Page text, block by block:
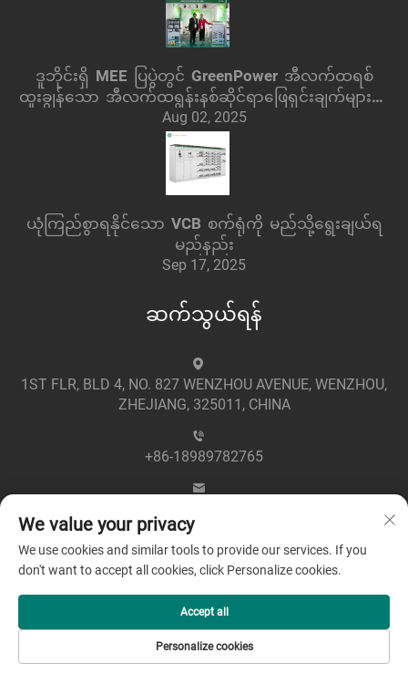
ဒူဘိုင်းရှိ MEE ပြပွဲတွင် GreenPower အီလက်ထရစ်
ထူးချွန်သော အီလက်ထရွန်းနစ်ဆိုင်ရာဖြေရှင်းချက်များကို
ပြသခြင်း
Aug 02, 2025
ယုံကြည်စွာရနိုင်သော VCB စက်ရုံကို မည်သို့ရွေးချယ်ရ
မည်နည်း
Sep 17, 2025
ဆက်သွယ်ရန်
1ST FLR, BLD 4, NO. 827 WENZHOU AVENUE, WENZHOU,
ZHEJIANG, 325011, CHINA
+86-18989782765
မူပိုင်ခွင့် © 2025 by Zhejiang Greenpower Electric Co., Ltd -
လုံခြုံရေးမူဝါဒ
We value your privacy
We use cookies and similar tools to provide our services. If you
don't want to accept all cookies, click Personalize cookies.
Personalize cookies
Accept all